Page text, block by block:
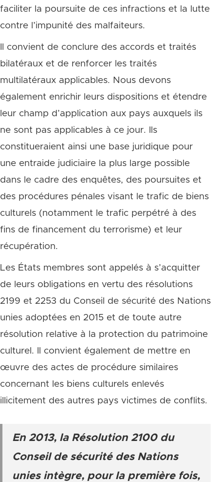
faciliter la poursuite de ces infractions et la lutte
contre l’impunité des malfaiteurs.
Il convient de conclure des accords et traités
bilatéraux et de renforcer les traités
multilatéraux applicables. Nous devons
également enrichir leurs dispositions et étendre
leur champ d’application aux pays auxquels ils
ne sont pas applicables à ce jour. Ils
constitueraient ainsi une base juridique pour
une entraide judiciaire la plus large possible
dans le cadre des enquêtes, des poursuites et
des procédures pénales visant le trafic de biens
culturels (notamment le trafic perpétré à des
fins de financement du terrorisme) et leur
récupération.
Les États membres sont appelés à s’acquitter
de leurs obligations en vertu des résolutions
2199 et 2253 du Conseil de sécurité des Nations
unies adoptées en 2015 et de toute autre
résolution relative à la protection du patrimoine
culturel. Il convient également de mettre en
œuvre des actes de procédure similaires
concernant les biens culturels enlevés
illicitement des autres pays victimes de conflits.
En 2013, la Résolution 2100 du
Conseil de sécurité des Nations
unies intègre, pour la première fois,